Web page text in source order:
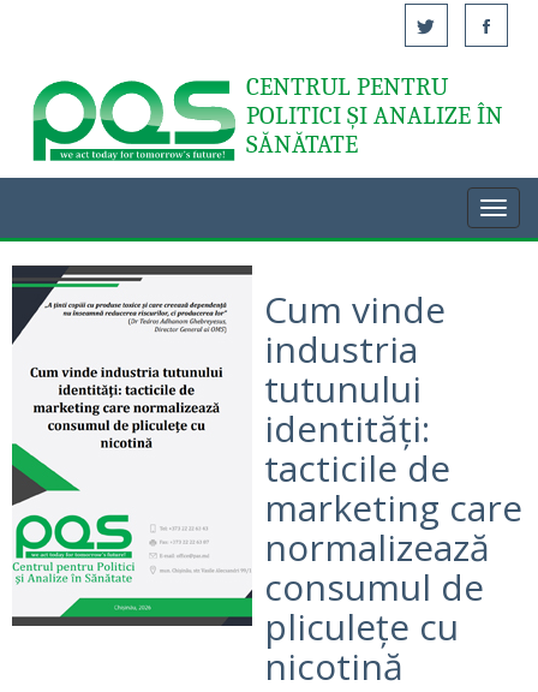
Acasă
CENTRUL PENTRU
POLITICI ȘI ANALIZE ÎN
SĂNĂTATE
Cum vinde
industria
tutunului
identități:
tacticile de
marketing care
normalizează
consumul de
pliculețe cu
nicotină